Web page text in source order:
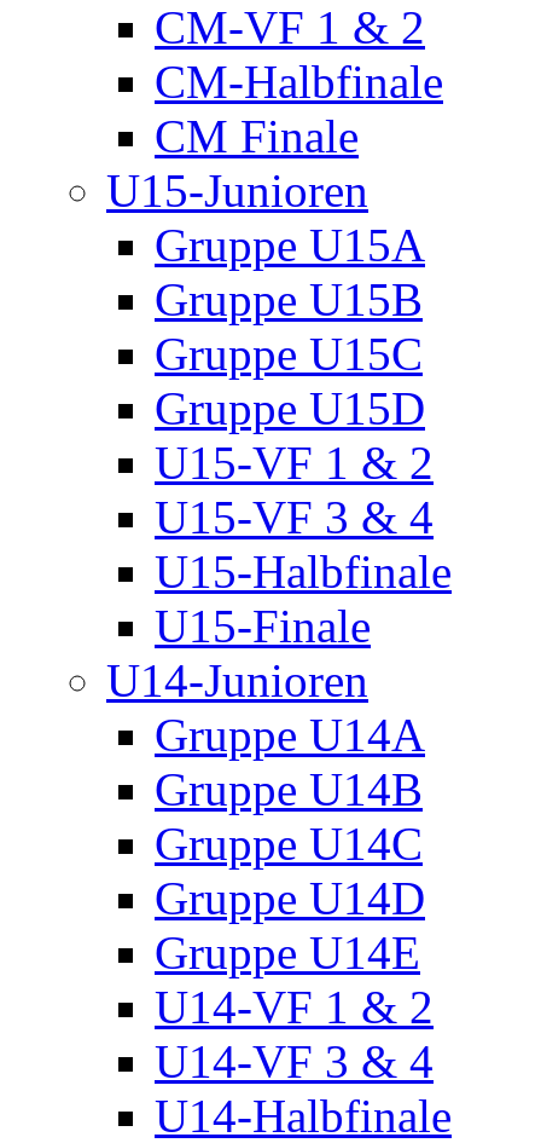
CM-VF 1 & 2
CM-Halbfinale
CM Finale
U15-Junioren
Gruppe U15A
Gruppe U15B
Gruppe U15C
Gruppe U15D
U15-VF 1 & 2
U15-VF 3 & 4
U15-Halbfinale
U15-Finale
U14-Junioren
Gruppe U14A
Gruppe U14B
Gruppe U14C
Gruppe U14D
Gruppe U14E
U14-VF 1 & 2
U14-VF 3 & 4
U14-Halbfinale